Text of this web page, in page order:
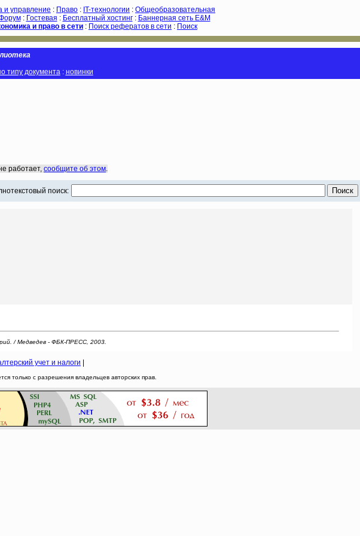
и управление : Право : IT-технологии : Общеобразовательная
: Гостевая : Бесплатный хостинг: Баннерная сеть E&M
и право в сети : Поиск рефератов в сети : Поиск
типу документа: новинки
работает, сообщите об этом.
поиск:
/ Медведев - ФБК-ПРЕСС, 2003.
учет и налоги
только с разрешения владельцев авторских прав.